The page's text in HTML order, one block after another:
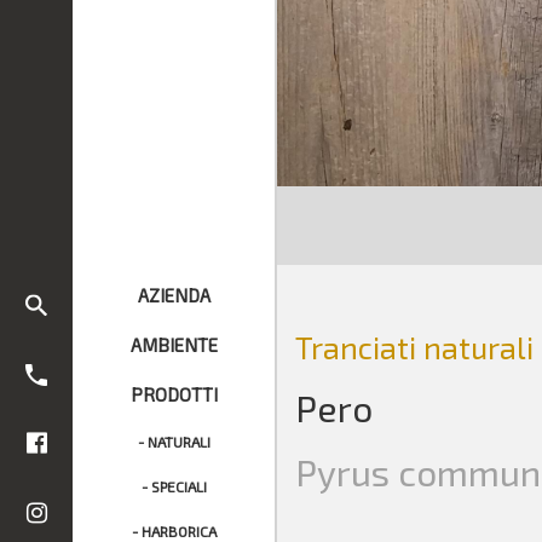
AZIENDA
AMBIENTE
PRODOTTI
- NATURALI
- SPECIALI
- HARBORICA
Tranciati naturali
Pero
Pyrus